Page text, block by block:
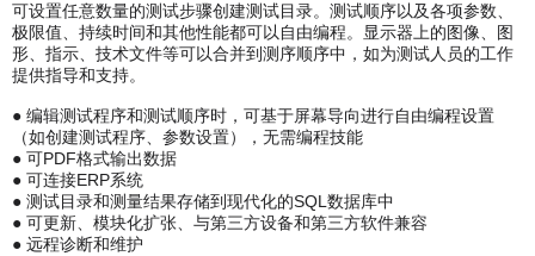
可设置任意数量的测试步骤创建测试目录。测试顺序以及各项参数、
极限值、持续时间和其他性能都可以自由编程。显示器上的图像、图
形、指示、技术文件等可以合并到测序顺序中，如为测试人员的工作
提供指导和支持。
● 编辑测试程序和测试顺序时，可基于屏幕导向进行自由编程设置
（如创建测试程序、参数设置），无需编程技能
● 可PDF格式输出数据
● 可连接ERP系统
● 测试目录和测量结果存储到现代化的SQL数据库中
● 可更新、模块化扩张、与第三方设备和第三方软件兼容
● 远程诊断和维护